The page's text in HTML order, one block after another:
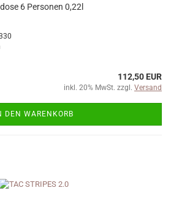
6 Personen 0,22l
112,50 EUR
inkl. 20% MwSt. zzgl. Versand
DEN WARENKORB